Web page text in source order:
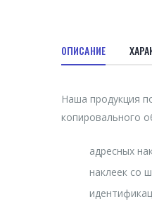
ОПИСАНИЕ
Наша продукция
копировального
адресных
наклеек со